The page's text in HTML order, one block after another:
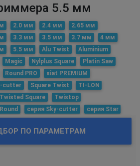
5.5 мм
2.0 мм 2.4 мм
2.65 мм
3.3 мм 3.5 мм 3.7 мм
4 мм
5.5 мм Alu Twist
Aluminium
Magic Nylplus Square
Platin Saw
Round PRO
siat PREMIUM
cutter Square Twist
TI-LON
Twisted Square
Twistop
серия Sky-cutter серия Star
ПО ПАРАМЕТРАМ